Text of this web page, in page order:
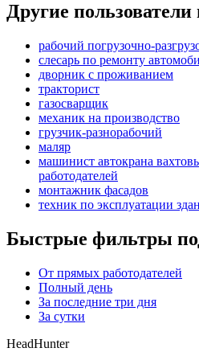
Другие
рабочий погрузочно-
слесарь по ремонту
дворник с проживанием
тракторист
газосварщик
механик на производство
грузчик-разнорабочий
маляр
машинист автокрана
работодателей
монтажник фасадов
техник по эксплуатации
Быстрые фильтры
От прямых работодателей
Полный день
За последние три дня
За сутки
HeadHunter